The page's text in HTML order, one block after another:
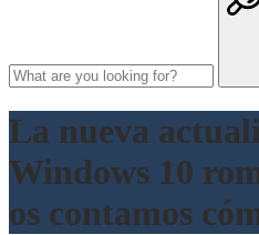
La nueva
Windows 10
os contamos